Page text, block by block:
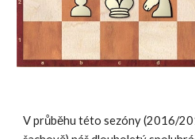
V průběhu této sezóny (2016/